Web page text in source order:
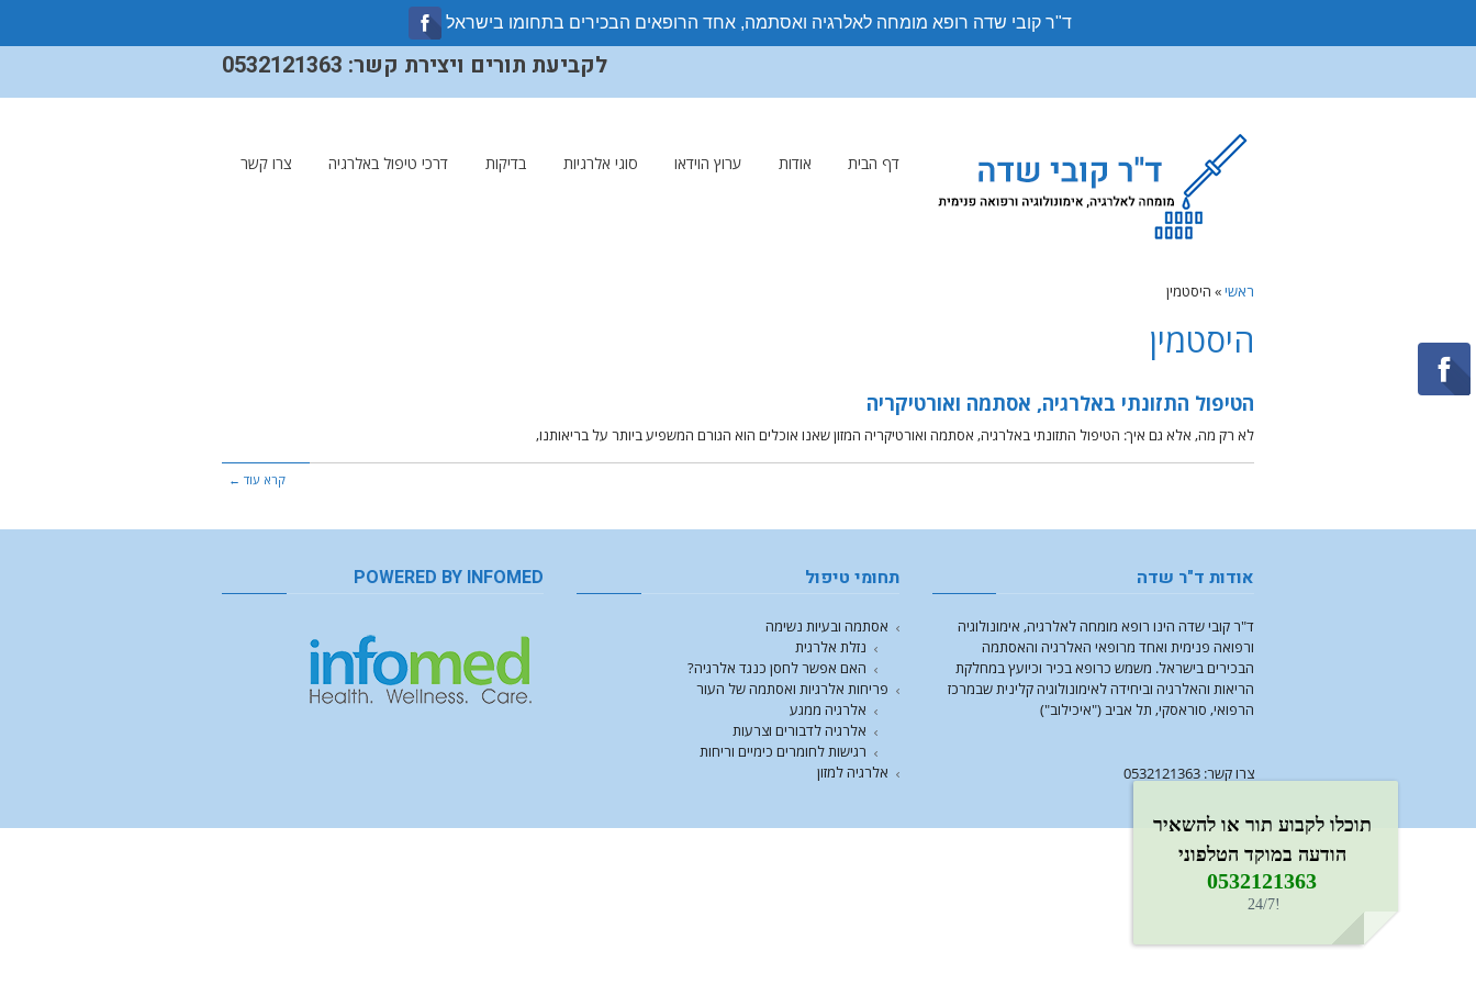
לקביעת תורים ויצירת קשר: 0532121363
דף הבית אודות ערוץ הוידאו סוגי אלרגיות בדיקות דרכי טיפול באלרגיה צרו קשר
ראשי» היסטמין
היסטמין
הטיפול התזונתי באלרגיה, אסתמה ואורטיקריה
לא רק מה, אלא גם איך: הטיפול התזונתי באלרגיה, אסתמה ואורטיקריה המזון שאנו אוכלים הוא הגורם המשפיע ביותר על בריאותנו,
קרא עוד ←
אודות ד"ר שדה
ד"ר קובי שדה הינו רופא מומחה לאלרגיה, אימונולוגיה
ורפואה פנימית ואחד מרופאי האלרגיה והאסתמה
הבכירים בישראל. משמש כרופא בכיר וכיועץ במחלקת
הריאות והאלרגיה וביחידה לאימונולוגיה קלינית שבמרכז
הרפואי, סוראסקי, תל אביב ("איכילוב")
צרו קשר: 0532121363
תחומי טיפול
אסתמה ובעיות נשימה
נזלת אלרגית
האם אפשר לחסן כנגד אלרגיה?
פריחות אלרגיות ואסתמה של העור
אלרגיה ממגע
אלרגיה לדבורים וצרעות
רגישות לחומרים כימיים וריחות
אלרגיה למזון
POWERED BY INFOMED
ד"ר קובי שדה רופא מומחה לאלרגיה ואסתמה, אחד הרופאים הבכירים בתחומו בישראל
תוכלו לקבוע תור או להשאיר
הודעה במוקד הטלפוני
0532121363​
!24/7